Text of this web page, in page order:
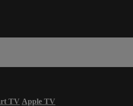
TV Apple TV